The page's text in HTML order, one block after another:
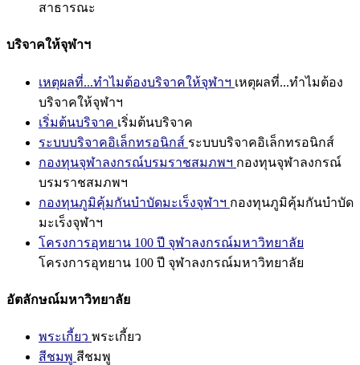
สาธารณะ
บริจาคให้จุฬาฯ
เหตุผลที่...ทำไมต้องบริจาคให้จุฬาฯ เหตุผลที่...ทำไมต้อง
บริจาคให้จุฬาฯ
เริ่มต้นบริจาค เริ่มต้นบริจาค
ระบบบริจาคอิเล็กทรอนิกส์ ระบบบริจาคอิเล็กทรอนิกส์
กองทุนจุฬาลงกรณ์บรมราชสมภพฯ กองทุนจุฬาลงกรณ์
บรมราชสมภพฯ
กองทุนภูมิคุ้มกันบำบัดมะเร็งจุฬาฯ กองทุนภูมิคุ้มกันบำบัด
มะเร็งจุฬาฯ
โครงการอุทยาน 100 ปี จุฬาลงกรณ์มหาวิทยาลัย
โครงการอุทยาน 100 ปี จุฬาลงกรณ์มหาวิทยาลัย
อัตลักษณ์มหาวิทยาลัย
พระเกี้ยว พระเกี้ยว
สีชมพู สีชมพู